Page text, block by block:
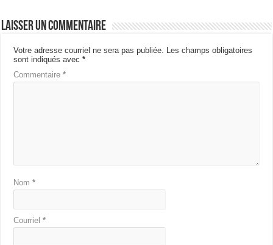
Laisser un commentaire
Votre adresse courriel ne sera pas publiée. Les champs obligatoires
sont indiqués avec*
Commentaire*
Nom*
Courriel*